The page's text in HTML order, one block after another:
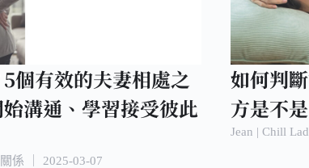
個有效的夫妻相處之
溝通、學習接受彼此
係 2025-03-07
如何判
方是不
Jean | Chill